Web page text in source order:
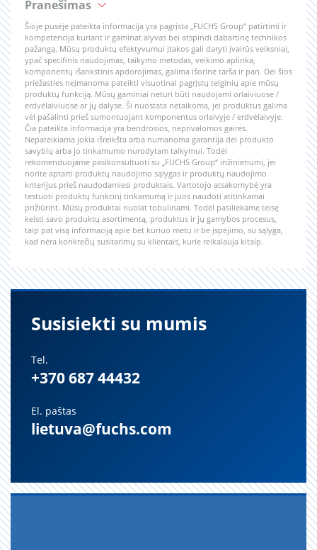
Pranešimas
Šioje pusėje pateikta informacija yra pagrįsta „FUCHS Group“ patirtimi ir
kompetencija kuriant ir gaminat alyvas bei atspindi dabartinę technikos
pažangą. Mūsų produktų efektyvumui įtakos gali daryti įvairūs veiksniai,
ypač specifinis naudojimas, taikymo metodas, veikimo aplinka,
komponentų išankstinis apdorojimas, galima išorinė tarša ir pan. Dėl šios
priežasties neįmanoma pateikti visuotinai pagrįstų teiginių apie mūsų
produktų funkciją. Mūsų gaminiai neturi būti naudojami orlaiviuose /
erdvėlaiviuose ar jų dalyse. Ši nuostata netaikoma, jei produktus galima
vėl pašalinti prieš sumontuojant komponentus orlaivyje / erdvėlaivyje.
Čia pateikta informacija yra bendrosios, neprivalomos gairės.
Nepateikiama jokia išreikšta arba numanoma garantija dėl produkto
savybių arba jo tinkamumo nurodytam taikymui. Todėl
rekomenduojame pasikonsultuoti su „FUCHS Group“ inžinieriumi, jei
norite aptarti produktų naudojimo sąlygas ir produktų naudojimo
kriterijus prieš naudodamiesi produktais. Vartotojo atsakomybė yra
testuoti produktų funkcinį tinkamumą ir juos naudoti atitinkamai
prižiūrint. Mūsų produktai nuolat tobulinami. Todėl pasiliekame teisę
keisti savo produktų asortimentą, produktus ir jų gamybos procesus,
taip pat visą informaciją apie bet kuriuo metu ir be įspėjimo, su sąlyga,
kad nėra konkrečių susitarimų su klientais, kurie reikalauja kitaip.
Susisiekti su mumis
Tel.
+370 687 44432
El. paštas
lietuva@fuchs.com